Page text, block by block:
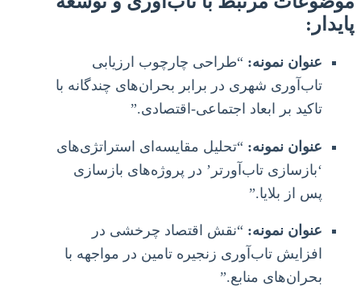
پایدار:
عنوان نمونه: “طراحی چارچوب ارزیابی
تاب‌آوری شهری در برابر بحران‌های چندگانه با
تاکید بر ابعاد اجتماعی-اقتصادی.”
عنوان نمونه: “تحلیل مقایسه‌ای استراتژی‌های
‘بازسازی تاب‌آورتر’ در پروژه‌های بازسازی
پس از بلایا.”
عنوان نمونه: “نقش اقتصاد چرخشی در
افزایش تاب‌آوری زنجیره تامین در مواجهه با
بحران‌های منابع.”